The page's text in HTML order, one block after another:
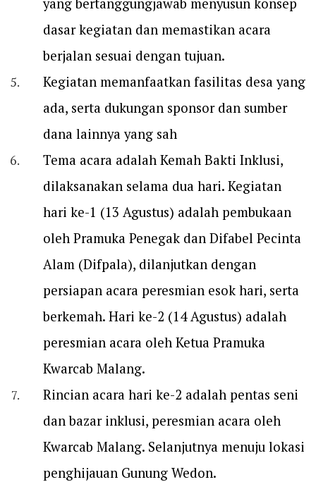
dasar kegiatan dan memastikan acara
berjalan sesuai dengan tujuan.
Kegiatan memanfaatkan fasilitas desa yang
ada, serta dukungan sponsor dan sumber
dana lainnya yang sah
Tema acara adalah Kemah Bakti Inklusi,
dilaksanakan selama dua hari. Kegiatan
hari ke-1 (13 Agustus) adalah pembukaan
oleh Pramuka Penegak dan Difabel Pecinta
Alam (Difpala), dilanjutkan dengan
persiapan acara peresmian esok hari, serta
berkemah. Hari ke-2 (14 Agustus) adalah
peresmian acara oleh Ketua Pramuka
Kwarcab Malang.
Rincian acara hari ke-2 adalah pentas seni
dan bazar inklusi, peresmian acara oleh
Kwarcab Malang. Selanjutnya menuju lokasi
penghijauan Gunung Wedon.